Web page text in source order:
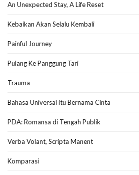
An Unexpected Stay, A Life Reset
Kebaikan Akan Selalu Kembali
Painful Journey
Pulang Ke Panggung Tari
Trauma
Bahasa Universal itu Bernama Cinta
PDA: Romansa di Tengah Publik
Verba Volant, Scripta Manent
Komparasi